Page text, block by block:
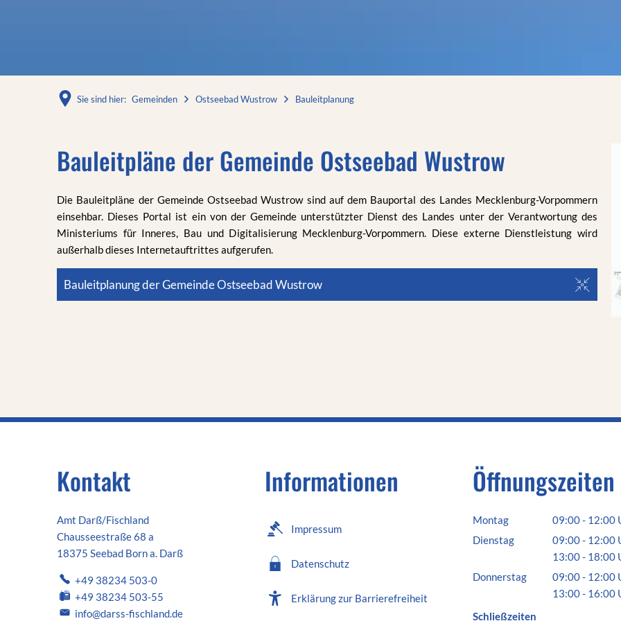
Sie sind hier: Gemeinden Ostseebad Wustrow Bauleitplanung
Bauleitplanung
Bauleitpläne der Gemeinde Ostseebad Wustrow
Die Bauleitpläne der Gemeinde Ostseebad Wustrow sind auf dem Bauportal des Landes Mecklenburg-Vorpommern
einsehbar. Dieses Portal ist ein von der Gemeinde unterstützter Dienst des Landes unter der Verantwortung des
Ministeriums für Inneres, Bau und Digitalisierung Mecklenburg-Vorpommern. Diese externe Dienstleistung wird
außerhalb dieses Internetauftrittes aufgerufen.
Bauleitplanung der Gemeinde Ostseebad Wustrow
Kontakt
Amt Darß/Fischland
Chausseestraße 68 a
18375 Seebad Born a. Darß
+49 38234 503-0
+49 38234 503-55
info@darss-fischland.de
Informationen
Impressum
Datenschutz
Erklärung zur Barrierefreiheit
Öffnungszeiten
Montag 09:00- 12:00
Von 09:00 bis
Dienstag 09:00- 12:00
Von 09:00 bis
13:00- 18:00
Von 13:00 bis
Donnerstag 09:00- 12:00
Von 09:00 bis
13:00- 16:00
Schließzeiten